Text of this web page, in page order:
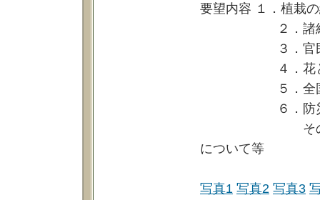
要望内容 １．植栽
２．諸経費
３．官民連携
４．花と緑の
５．全国都市
６．防災公
その他、森林
について等
写真1 写真2 写真3